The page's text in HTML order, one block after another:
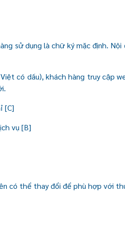
sử dụng là chữ ký mặc định.
có dấu), khách hàng truy cập
[C]
vụ [B]
có thể thay đổi để phù hợp với